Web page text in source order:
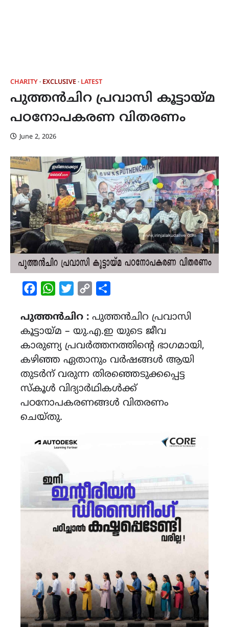
CHARITY EXCLUSIVE LATEST
പുത്തൻചിറ പ്രവാസി കൂട്ടായ്മ
പഠനോപകരണ വിതരണം
June 2, 2026
FacebookWhatsAppTwitterCopy
പുത്തന്‍ചിറ : പുത്തൻചിറ പ്രവാസി
കൂട്ടായ്മ – യു.എ.ഇ യുടെ ജീവ
കാരുണ്യ പ്രവര്‍ത്തനത്തിന്റെ ഭാഗമായി,
കഴിഞ്ഞ ഏതാനും വർഷങ്ങൾ ആയി
തുടർന് വരുന്ന തിരഞ്ഞെടുക്കപ്പെട്ട
സ്കൂള്‍ വിദ്യാര്‍ഥികള്‍ക്ക്
പഠനോപകരണങ്ങൾ വിതരണം
ചെയ്തു.